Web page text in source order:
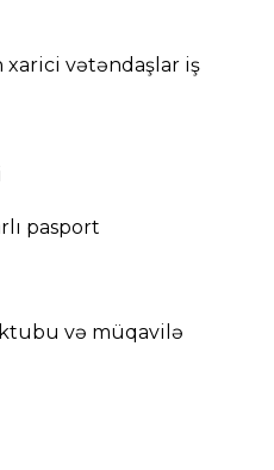
xarici vətəndaşlar iş
pasport
və müqavilə